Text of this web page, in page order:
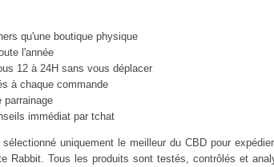
qu'une boutique physique
l'année
12 à 24H sans vous déplacer
à chaque commande
parrainage
immédiat par tchat
uniquement le meilleur du CBD pour
Rabbit. Tous les produits sont testés, contrôlés et